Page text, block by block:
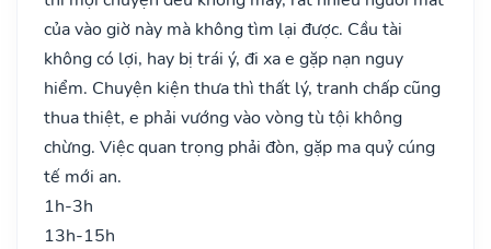
của vào giờ này mà không tìm lại được. Cầu tài
không có lợi, hay bị trái ý, đi xa e gặp nạn nguy
hiểm. Chuyện kiện thưa thì thất lý, tranh chấp cũng
thua thiệt, e phải vướng vào vòng tù tội không
chừng. Việc quan trọng phải đòn, gặp ma quỷ cúng
tế mới an.
1h-3h
13h-15h